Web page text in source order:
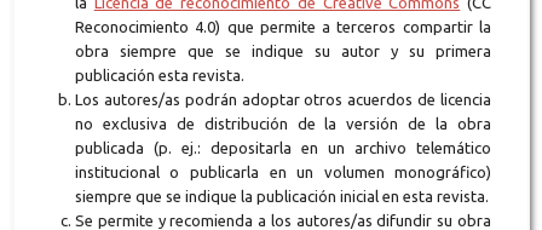
Reconocimiento 4.0) que permite a terceros compartir la
obra siempre que se indique su autor y su primera
publicación esta revista.
Los autores/as podrán adoptar otros acuerdos de licencia
no exclusiva de distribución de la versión de la obra
publicada (p. ej.: depositarla en un archivo telemático
institucional o publicarla en un volumen monográfico)
siempre que se indique la publicación inicial en esta revista.
Se permite y recomienda a los autores/as difundir su obra